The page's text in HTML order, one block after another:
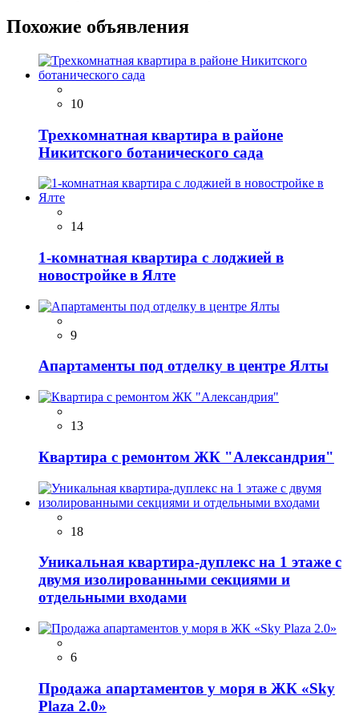
Похожие объявления
10
Трехкомнатная квартира в районе
Никитского ботанического сада
14
1-комнатная квартира с лоджией в
новостройке в Ялте
9
Апартаменты под отделку в центре Ялты
13
Квартира с ремонтом ЖК "Александрия"
18
Уникальная квартира-дуплекс на 1 этаже с
двумя изолированными секциями и
отдельными входами
6
Продажа апартаментов у моря в ЖК «Sky
Plaza 2.0»